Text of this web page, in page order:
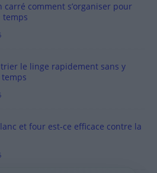
carré comment s’organiser pour
temps
le linge rapidement sans y
et four est-ce efficace contre la